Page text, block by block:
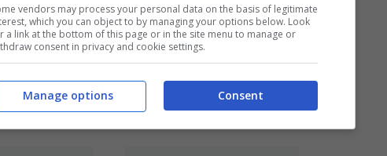
e
Giu 21, 2011
Rigore e sviluppo,
Confindustria ci
ripensa
Giu 20, 2011
vendors may process your personal data on the basis of legitimate
which you can object to by managing your options below. Look
a link at the bottom of this page or in the site menu to manage or
consent in privacy and cookie settings.
Consent
Manage options